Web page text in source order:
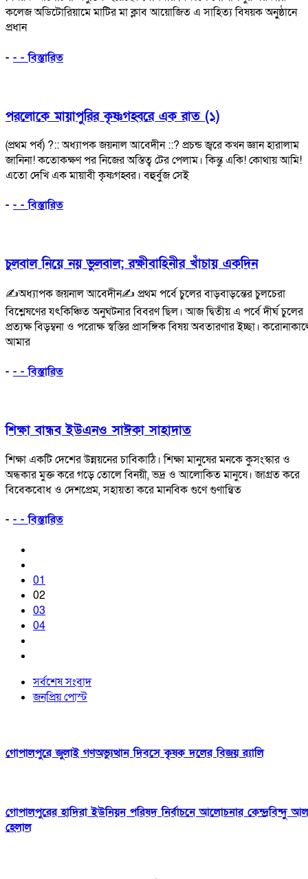
কলেজ অডিটোরিয়ামে মাটির মা ক্লাব আয়োজিত এ সাহিত্য বিষয়ক অনু্ষ্ঠানে
প্রধান
- - - বিস্তারিত
পরলোকে মায়াপুরির কৃষ্ণগহ্বরে এক রাত (১)
(প্রথম পর্ব) ?:: অধ্যাপক জয়নাল আবেদীন ::? প্রচন্ড জ্বরে কখন জ্ঞান হারালাম
জানিনা! কতোকক্ষণ পর নিজের অস্তিত্ব টের পেলাম। কিন্তু একি! কোথায় আমি!
এতো দেখি এক মায়াবী কৃষ্ণগহ্বর। বহুর্বুজ সেই
- - - বিস্তারিত
চুলবাল নিয়ে নয় ভুলবাল; রক্ষীবাহিনীর খাঁচায় একদিন
✍অধ্যাপক জয়নাল আবেদীন✍ প্রথম পর্বে চুলের বাড়বাড়ন্তের চুলচেরা
বিশ্লেষণের যৎকিঞ্চিত অনুঘটনার বিবরণ ছিল। আজ দ্বিতীয় এ পর্বে দীর্ঘ চুলের
প্রত্যক্ষ বিড়ম্বনা ও পরোক্ষ স্বস্তির প্রাসঙ্গিক বিষয় অবতারণার ইচ্ছা।
আমার
- - - বিস্তারিত
শিক্ষা বান্ধব ইউএনও সাঈকা সাহাদাত
শিক্ষা একটি দেশের উন্নয়নের চাবিকাঠি। শিক্ষা মানুষের মনকে কুসংস্কার ও
অন্ধকার মুক্ত করে গড়ে তোলে বিনয়ী, ভদ্র ও আলোকিত মানুষে। জাগ্রত করে
বিবেকবোধ ও দেশপ্রেম, সহায়তা করে মানবিক গুণে গুণান্বিত
- - - বিস্তারিত
01
02
03
04
সর্বশেষ সংবাদ
জনপ্রিয় পোস্ট
গোপালপুরে জুলাই গণঅভ্যুত্থান দিবসে কৃষক দলের বিজয় র‍্যালি
গোপালপুরের হাদিরা ইউনিয়ন পরিষদ নির্বাচনে আলোচনার কেন্দ্রবিন্দু আল
হেলাল